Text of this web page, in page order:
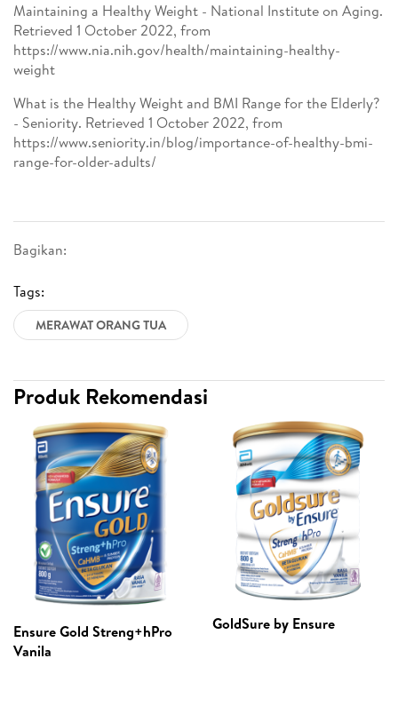
Bagikan:
Tags:
MERAWAT ORANG TUA
Maintaining a Healthy Weight - National Institute on Aging.
Retrieved 1 October 2022, from
https://www.nia.nih.gov/health/maintaining-healthy-
weight
What is the Healthy Weight and BMI Range for the Elderly?
- Seniority. Retrieved 1 October 2022, from
https://www.seniority.in/blog/importance-of-healthy-bmi-
range-for-older-adults/
Produk Rekomendasi
Ensure Gold Streng+hPro
Vanila
GoldSure by Ensure